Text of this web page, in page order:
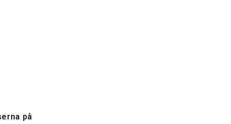
på